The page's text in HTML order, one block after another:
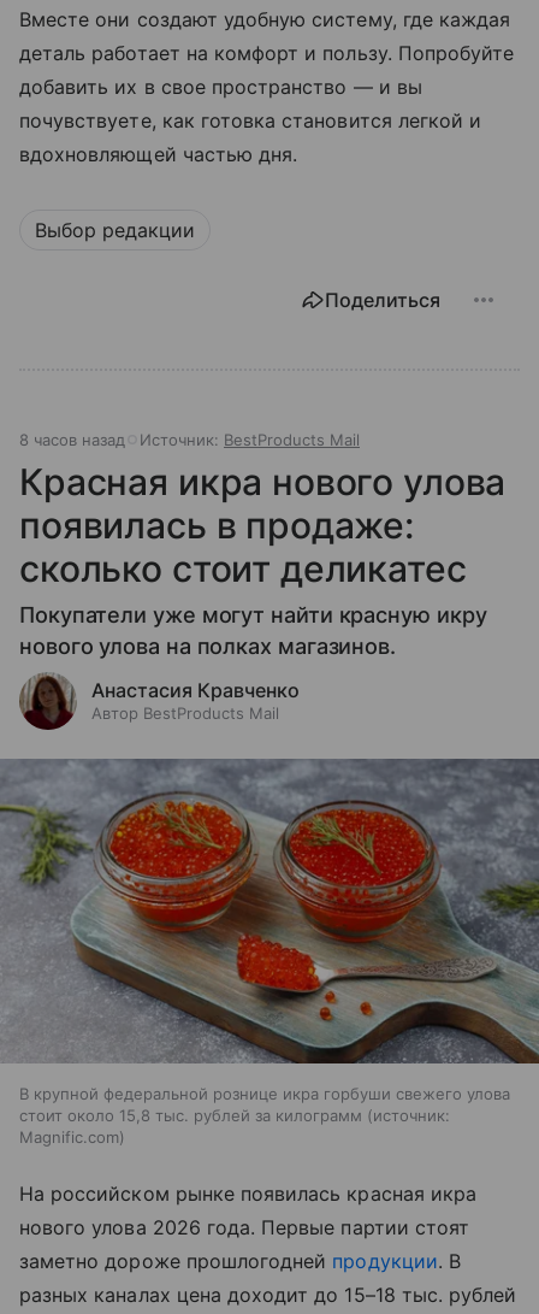
Вместе они создают удобную систему, где каждая
деталь работает на комфорт и пользу. Попробуйте
добавить их в свое пространство — и вы
почувствуете, как готовка становится легкой и
вдохновляющей частью дня.
Выбор редакции
Поделиться
8 часов назад Источник: BestProducts Mail
Красная икра нового улова
появилась в продаже:
сколько стоит деликатес
Покупатели уже могут найти красную икру
нового улова на полках магазинов.
Анастасия Кравченко
Автор BestProducts Mail
В крупной федеральной рознице икра горбуши свежего улова
стоит около 15,8 тыс. рублей за килограмм
источник:
Magnific.com
На российском рынке появилась красная икра
нового улова 2026 года. Первые партии стоят
заметно дороже прошлогодней продукции. В
разных каналах цена доходит до 15–18 тыс. рублей